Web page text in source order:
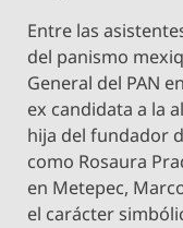
Entre las
del panismo
General del PAN
ex candidata a la
hija del fundador
como Rosaura
en Metepec,
el carácter